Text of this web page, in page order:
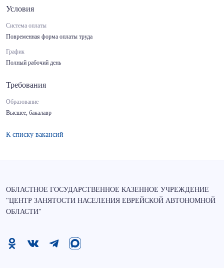
Условия
Система оплаты
Повременная форма оплаты труда
График
Полный рабочий день
Требования
Образование
Высшее, бакалавр
К списку вакансий
ОБЛАСТНОЕ ГОСУДАРСТВЕННОЕ КАЗЕННОЕ УЧРЕЖДЕНИЕ
"ЦЕНТР ЗАНЯТОСТИ НАСЕЛЕНИЯ ЕВРЕЙСКОЙ АВТОНОМНОЙ
ОБЛАСТИ"